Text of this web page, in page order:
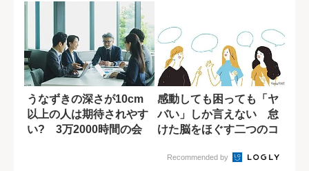
うなずきの深さが10cm
以上の人は期待されやす
い? 3万2000時間の会
感動しても困っても「ヤ
バい」しか言えない 怠
けた脳をほぐす二つのコ
Recommended by